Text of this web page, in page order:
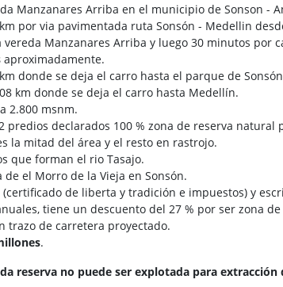
Manzanares Arriba en el municipio de Sonson -
por via pavimentada ruta Sonsón - Medellin
vereda Manzanares Arriba y luego 30 minutos por
aproximadamente.
donde se deja el carro hasta el parque de
km donde se deja el carro hasta Medellín.
2.800 msnm.
predios declarados 100 % zona de reserva natural
la mitad del área y el resto en rastrojo.
que forman el rio Tasajo.
de el Morro de la Vieja en Sonsón.
de liberta y tradición e impuestos) y
tiene un descuento del 27 % por ser zona
trazo de carretera proyectado.
.
reserva no puede ser explotada para